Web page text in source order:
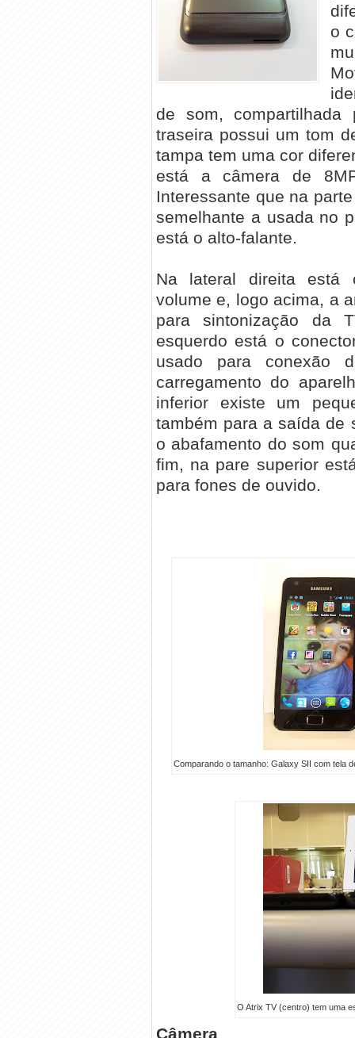
o
de som,
traseira possui um tom
tampa tem uma cor
está a câmera de
Interessante que na
semelhante a usada no
está o alto-falante.
Na lateral direita está
volume e, logo acima, a
para sintonização da
esquerdo está o
usado para conexão
carregamento do
inferior existe um
também para a saída de
o abafamento do som
fim, na pare superior
para fones de ouvido.
Comparando o tamanho: Galaxy SII com tela
O Atrix TV (centro) tem uma
Câmera